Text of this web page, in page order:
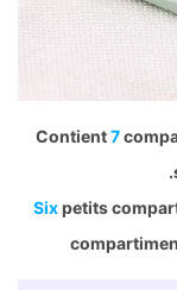
Contient7
Sixpetits